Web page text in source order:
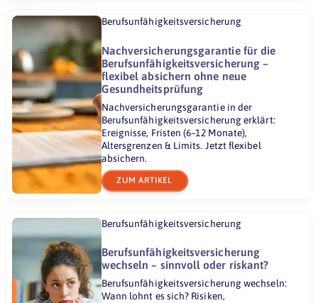
Berufsunfähigkeitsversicherung
Nachversicherungsgarantie für die
Berufsunfähigkeitsversicherung –
flexibel absichern ohne neue
Gesundheitsprüfung
Nachversicherungsgarantie in der
Berufsunfähigkeitsversicherung erklärt:
Ereignisse, Fristen (6–12 Monate),
Altersgrenzen & Limits. Jetzt flexibel
absichern.
ZUM ARTIKEL
Berufsunfähigkeitsversicherung
Berufsunfähigkeitsversicherung
wechseln – sinnvoll oder riskant?
Berufsunfähigkeitsversicherung wechseln:
Wann lohnt es sich? Risiken,